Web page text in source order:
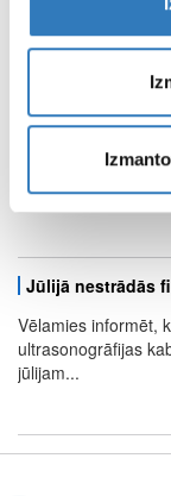
Kuldīgas
magnētiskās
Kustība turpinās!
magnētiskās
pusmaratona
Jūlijā nestrādās
Vēlamies informēt,
ultrasonogrāfijas
jūlijam...